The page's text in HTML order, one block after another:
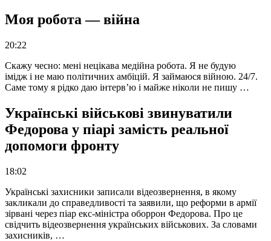
Моя робота — війна
20:22
Скажу чесно: мені нецікава медійна робота. Я не будую
імідж і не маю політичних амбіцій. Я займаюся війною. 24/7.
Саме тому я рідко даю інтерв’ю і майже ніколи не пишу …
Українські військові звинуватили
Федорова у піарі замість реальної
допомоги фронту
18:02
Українські захисники записали відеозвернення, в якому
закликали до справедливості та заявили, що реформи в армії
зірвані через піар екс-міністра оборрон Федорова. Про це
свідчить відеозвернення українських військових. За словами
захисників, …